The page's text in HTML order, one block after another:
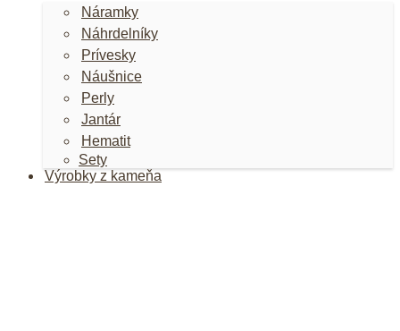
Náramky
Náhrdelníky
Prívesky
Náušnice
Perly
Jantár
Hematit
Sety
Výrobky z kameňa